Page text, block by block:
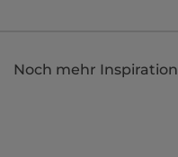
Noch mehr Inspiration